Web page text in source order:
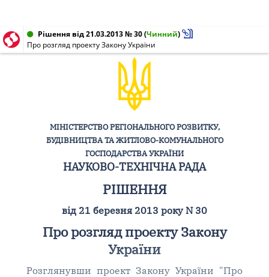
Рішення від 21.03.2013 № 30(Чинний)
Про розгляд проекту Закону України
МІНІСТЕРСТВО РЕГІОНАЛЬНОГО РОЗВИТКУ,
БУДІВНИЦТВА ТА ЖИТЛОВО-КОМУНАЛЬНОГО
ГОСПОДАРСТВА УКРАЇНИ
НАУКОВО-ТЕХНІЧНА РАДА
РІШЕННЯ
від 21 березня 2013 року N 30
Про розгляд проекту Закону
України
Розглянувши проект Закону України "Про